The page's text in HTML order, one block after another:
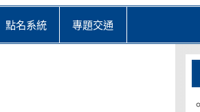
點名系統 專題交通